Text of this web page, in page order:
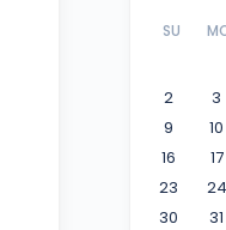
SU
2
3
9
10
16
17
23
24
30
31